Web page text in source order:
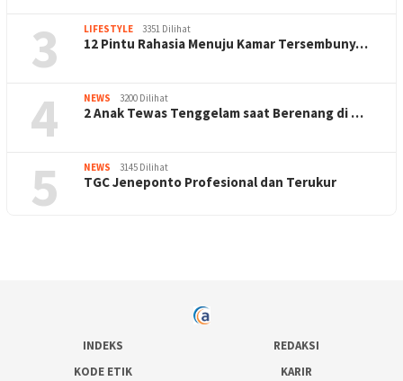
3 LIFESTYLE 3351 Dilihat
12 Pintu Rahasia Menuju Kamar Tersembuny…
4 NEWS 3200 Dilihat
2 Anak Tewas Tenggelam saat Berenang di …
5 NEWS 3145 Dilihat
TGC Jeneponto Profesional dan Terukur
INDEKS
REDAKSI
KODE ETIK
KARIR